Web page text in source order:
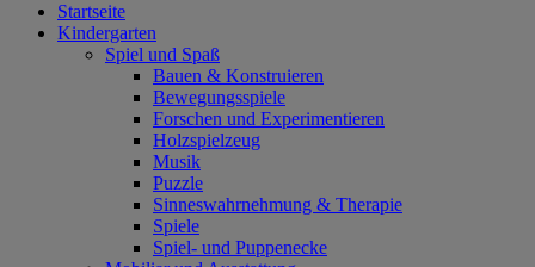
Startseite
Kindergarten
Spiel und Spaß
Bauen & Konstruieren
Bewegungsspiele
Forschen und Experimentieren
Holzspielzeug
Musik
Puzzle
Sinneswahrnehmung & Therapie
Spiele
Spiel- und Puppenecke